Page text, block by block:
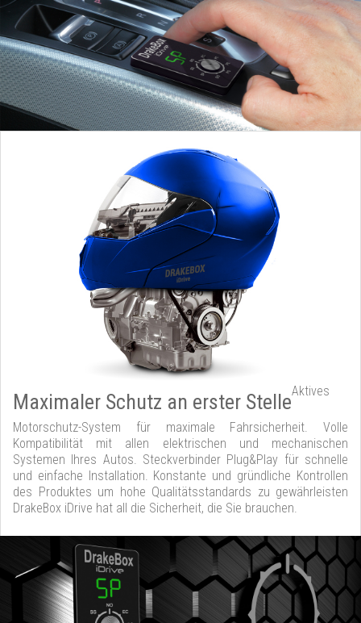
Maximaler Schutz an erster StelleAktives
Motorschutz-System für maximale Fahrsicherheit. Volle
Kompatibilität mit allen elektrischen und mechanischen
Systemen Ihres Autos. Steckverbinder Plug&Play für schnelle
und einfache Installation. Konstante und gründliche Kontrollen
des Produktes um hohe Qualitätsstandards zu gewährleisten
DrakeBox iDrive hat all die Sicherheit, die Sie brauchen.